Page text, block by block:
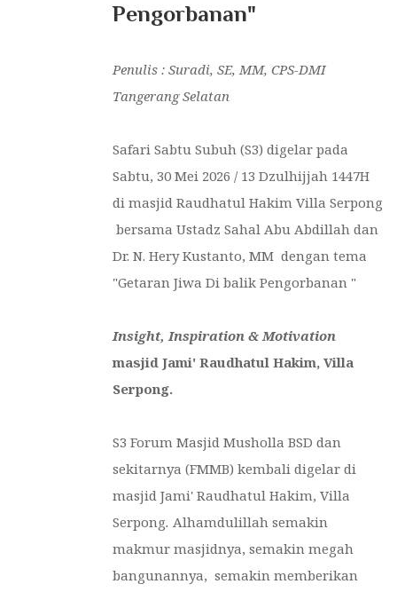
Pengorbanan"
Penulis : Suradi, SE, MM, CPS-DMI
Tangerang Selatan
Safari Sabtu Subuh (S3) digelar pada
Sabtu, 30 Mei 2026 / 13 Dzulhijjah 1447H
di masjid Raudhatul Hakim Villa Serpong
bersama Ustadz Sahal Abu Abdillah dan
Dr. N. Hery Kustanto, MM dengan tema
"Getaran Jiwa Di balik Pengorbanan "
Insight, Inspiration & Motivation
masjid Jami' Raudhatul Hakim, Villa
Serpong.
S3 Forum Masjid Musholla BSD dan
sekitarnya (FMMB) kembali digelar di
masjid Jami' Raudhatul Hakim, Villa
Serpong. Alhamdulillah semakin
makmur masjidnya, semakin megah
bangunannya, semakin memberikan